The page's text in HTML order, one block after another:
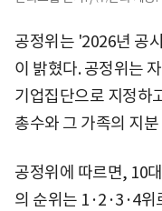
공정위는 '2026년 공
이 밝혔다. 공정위는
기업집단으로 지정하
총수와 그 가족의 지
공정위에 따르면, 10
의 순위는 1·2·3·4위